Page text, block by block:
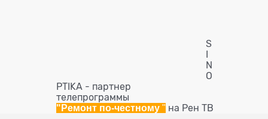
S
N
O
PTIKA - партнер
телепрограммы
"Ремонт по-честному " на Рен ТВ